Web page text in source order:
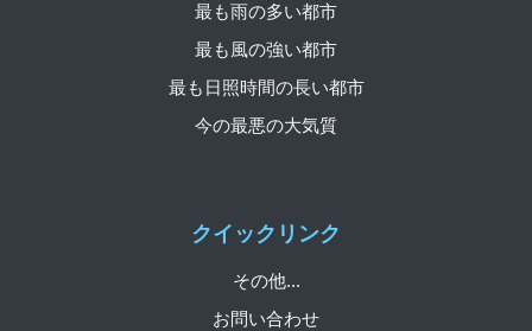
クイックリンク
その他...
お問い合わせ
最も雨の多い都市
最も風の強い都市
最も日照時間の長い都市
今の最悪の大気質